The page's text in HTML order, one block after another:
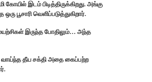
இடம் பிடித்திருக்கிறது. அங்கு
பூசாரி வெளிப்படுத்துகிறார்.
இருந்த போதிலும்… அந்த
வாய்ந்த தீய சக்தி அதை கைப்பற்ற